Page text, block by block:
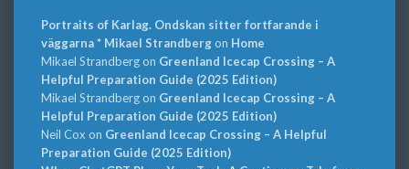
Portraits of Karlag. Ondskan sitter fortfarande i
väggarna * Mikael Strandbergon Home
Mikael Strandbergon Greenland Icecap Crossing – A
Helpful Preparation Guide (2025 Edition)
Mikael Strandbergon Greenland Icecap Crossing – A
Helpful Preparation Guide (2025 Edition)
Neil Cox on Greenland Icecap Crossing – A Helpful
Preparation Guide (2025 Edition)